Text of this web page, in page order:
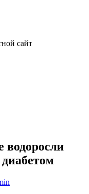
сайт
водоросли